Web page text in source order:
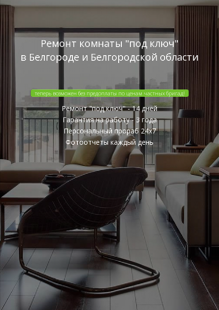
Ремонт комнаты "под ключ"
в Белгороде и Белгородской области
теперь возможен без предоплаты по ценам частных бригад!
Ремонт "под ключ" - 14 дней
Гарантия на работу - 3 года
Персональный прораб 24x7
Фотоотчеты каждый день